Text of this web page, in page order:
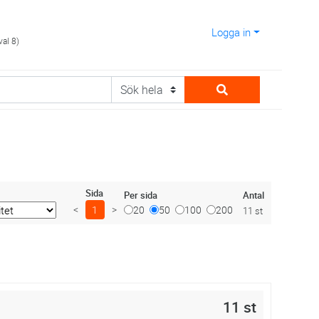
8)
Logga in
Sida
< 1 >
Per sida
20 50 100 200
Antal
11 st
11 st